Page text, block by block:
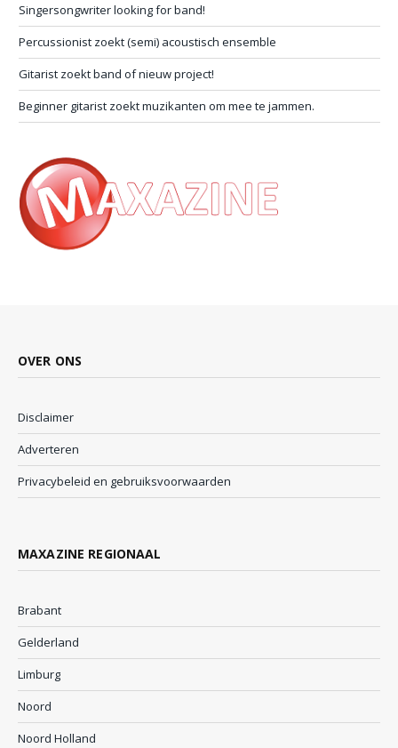
Singersongwriter looking for band!
Percussionist zoekt (semi) acoustisch ensemble
Gitarist zoekt band of nieuw project!
Beginner gitarist zoekt muzikanten om mee te jammen.
OVER ONS
Disclaimer
Adverteren
Privacybeleid en gebruiksvoorwaarden
MAXAZINE REGIONAAL
Brabant
Gelderland
Limburg
Noord
Noord Holland